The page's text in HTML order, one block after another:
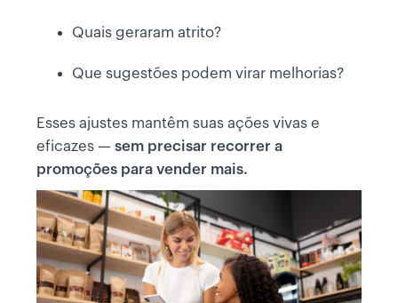
Quais geraram atrito?
Que sugestões podem virar melhorias?
Esses ajustes mantêm suas ações vivas e
eficazes — sem precisar recorrer a
promoções para vender mais.